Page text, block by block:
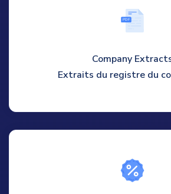
PD F
Company
Extraits du registre du